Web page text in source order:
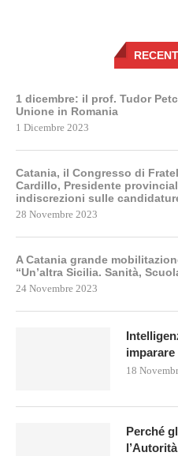
1 dicembre: il prof. Tudor
Unione in Romania
1 Dicembre 2023
Catania, il Congresso di
Cardillo, Presidente
indiscrezioni sulle
28 Novembre 2023
A Catania grande
“Un’altra Sicilia. Sanità,
24 Novembre 2023
imparare
18
Perché